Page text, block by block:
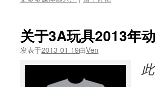
关于3A玩具2013年
发表于2013-01-19由Ven